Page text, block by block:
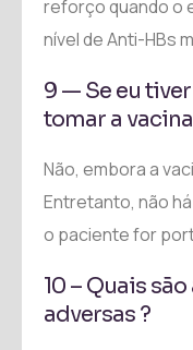
reforço quando o
nível de Anti-HBs
9 — Se eu
tomar a
Não, embora a
Entretanto, não
o paciente for
10 – Quais
adversas ?